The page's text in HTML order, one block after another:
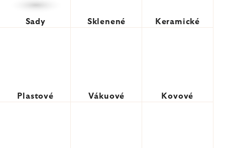
Sady Sklenené Keramické
Plastové Vákuové Kovové